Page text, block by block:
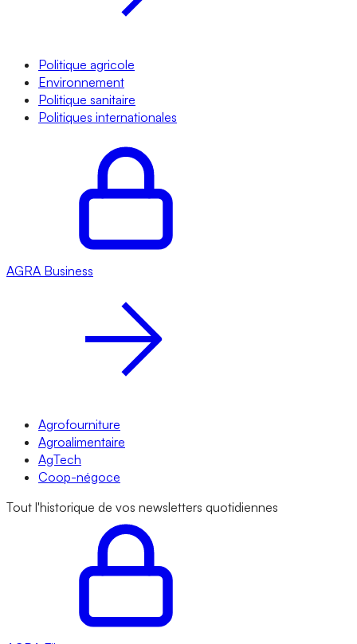
Politique agricole
Environnement
Politique sanitaire
Politiques internationales
AGRA Business
Agrofourniture
Agroalimentaire
AgTech
Coop-négoce
Tout l'historique de vos newsletters quotidiennes